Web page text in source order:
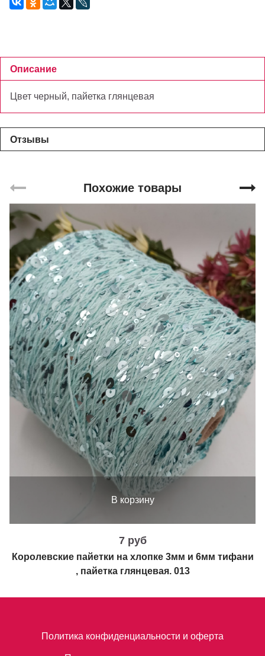
Описание
Цвет черный, пайетка глянцевая
Отзывы
Похожие товары
В корзину
7 руб
Королевские пайетки на хлопке 3мм и 6мм тифани
, пайетка глянцевая. 013
Политика конфиденциальности и оферта